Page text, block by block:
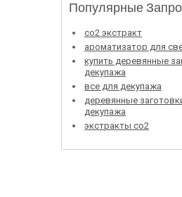
Популярные
со2 экстракт
ароматизатор для
купить деревянные
декупажа
все для декупажа
деревянные
декупажа
экстракты со2